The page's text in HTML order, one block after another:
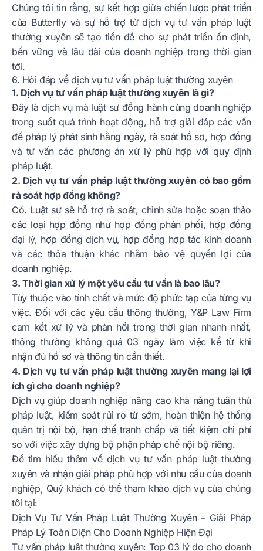
Chúng tôi tin rằng, sự kết hợp giữa chiến lược phát triển
của Butterfly và sự hỗ trợ từ dịch vụ tư vấn pháp luật
thường xuyên sẽ tạo tiền đề cho sự phát triển ổn định,
bền vững và lâu dài của doanh nghiệp trong thời gian
tới.
6. Hỏi đáp về dịch vụ tư vấn pháp luật thường xuyên
1. Dịch vụ tư vấn pháp luật thường xuyên là gì?
Đây là dịch vụ mà luật sư đồng hành cùng doanh nghiệp
trong suốt quá trình hoạt động, hỗ trợ giải đáp các vấn
đề pháp lý phát sinh hằng ngày, rà soát hồ sơ, hợp đồng
và tư vấn các phương án xử lý phù hợp với quy định
pháp luật.
2. Dịch vụ tư vấn pháp luật thường xuyên có bao gồm
rà soát hợp đồng không?
Có. Luật sư sẽ hỗ trợ rà soát, chỉnh sửa hoặc soạn thảo
các loại hợp đồng như hợp đồng phân phối, hợp đồng
đại lý, hợp đồng dịch vụ, hợp đồng hợp tác kinh doanh
và các thỏa thuận khác nhằm bảo vệ quyền lợi của
doanh nghiệp.
3. Thời gian xử lý một yêu cầu tư vấn là bao lâu?
Tùy thuộc vào tính chất và mức độ phức tạp của từng vụ
việc. Đối với các yêu cầu thông thường, Y&P Law Firm
cam kết xử lý và phản hồi trong thời gian nhanh nhất,
thông thường không quá 03 ngày làm việc kể từ khi
nhận đủ hồ sơ và thông tin cần thiết.
4. Dịch vụ tư vấn pháp luật thường xuyên mang lại lợi
ích gì cho doanh nghiệp?
Dịch vụ giúp doanh nghiệp nâng cao khả năng tuân thủ
pháp luật, kiểm soát rủi ro từ sớm, hoàn thiện hệ thống
quản trị nội bộ, hạn chế tranh chấp và tiết kiệm chi phí
so với việc xây dựng bộ phận pháp chế nội bộ riêng.
Để tìm hiểu thêm về dịch vụ tư vấn pháp luật thường
xuyên và nhận giải pháp phù hợp với nhu cầu của doanh
nghiệp, Quý khách có thể tham khảo dịch vụ của chúng
tôi tại:
Dịch Vụ Tư Vấn Pháp Luật Thường Xuyên – Giải Pháp
Pháp Lý Toàn Diện Cho Doanh Nghiệp Hiện Đại
Tư vấn pháp luật thường xuyên: Top 03 lý do cho doanh